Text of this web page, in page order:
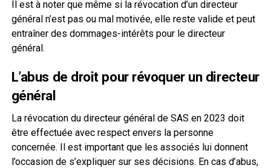
Il est à noter que même si la révocation d’un directeur
général n’est pas ou mal motivée, elle reste valide et peut
entraîner des dommages-intérêts pour le directeur
général.
L’abus de droit pour révoquer un directeur
général
La révocation du directeur général de SAS en 2023 doit
être effectuée avec respect envers la personne
concernée. Il est important que les associés lui donnent
l’occasion de s’expliquer sur ses décisions. En cas d’abus,